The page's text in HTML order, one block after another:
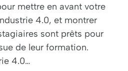
mettre en avant votre
4.0, et montrer
sont prêts pour
de leur formation.
4.0…